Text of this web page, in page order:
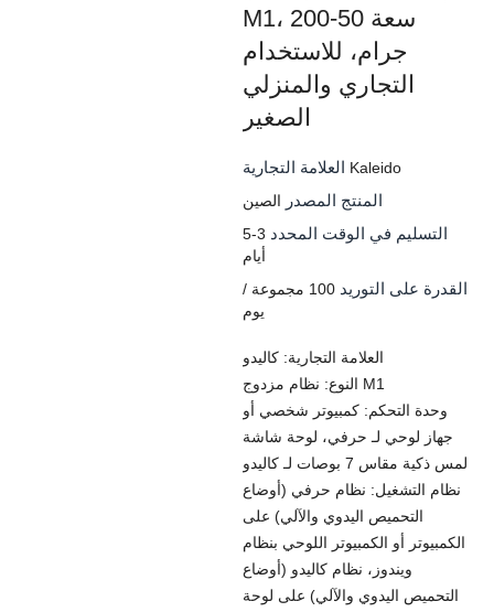
M1، سعة 50-200
جرام، للاستخدام
التجاري والمنزلي
الصغير
Kaleido
المنتج المصدر الصين
التسليم في الوقت المحدد
3-5
أيام
القدرة على التوريد
100 مجموعة /
يوم
العلامة التجارية: كاليدو
النوع: نظام مزدوج M1
وحدة التحكم: كمبيوتر شخصي أو
جهاز لوحي لـ حرفي، لوحة شاشة
لمس ذكية مقاس 7 بوصات لـ كاليدو
نظام التشغيل: نظام حرفي (أوضاع
التحميص اليدوي والآلي) على
الكمبيوتر أو الكمبيوتر اللوحي بنظام
ويندوز، نظام كاليدو (أوضاع
التحميص اليدوي والآلي) على لوحة